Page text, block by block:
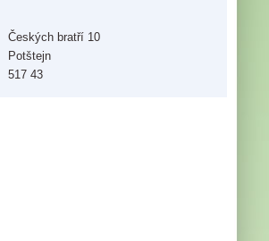
Českých bratří 10
Potštejn
517 43